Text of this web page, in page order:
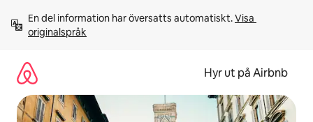
innehåll
En del information har översatts automatiskt. Visa
originalspråk
Hyr ut på Airbnb